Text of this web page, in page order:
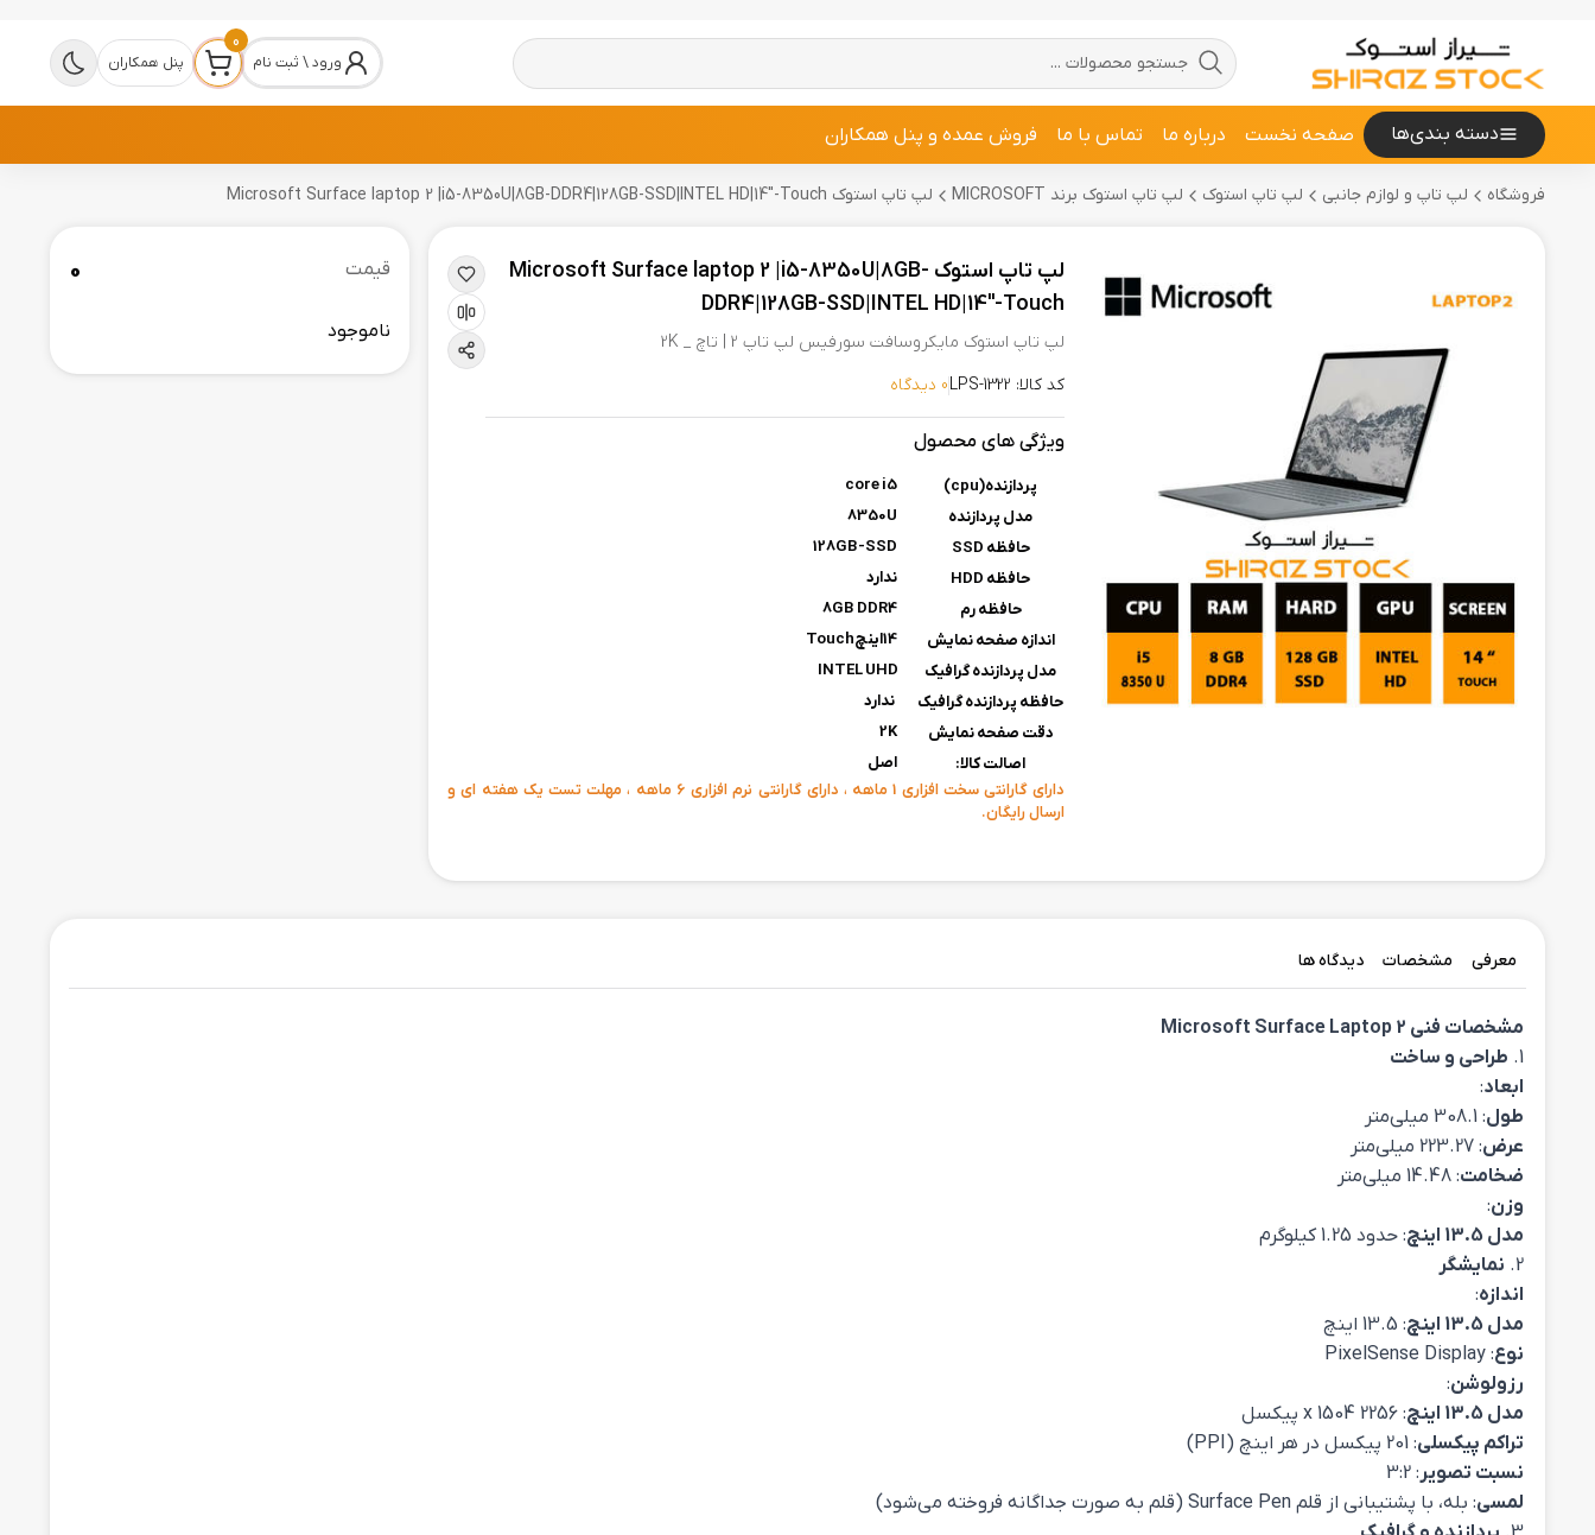
ورود \ ثبت نام پنل همکاران
دسته بندی‌ها
فروشگاه لپ تاپ و لوازم جانبی لپ تاپ استوک لپ تاپ استوک برند MICROSOFT لپ تاپ استوک Microsoft Surface laptop 2 |i5-8350U|8GB-DDR4|128GB-SSD|INTEL HD|14"-Touch
لپ تاپ استوک Microsoft Surface laptop 2 |i5-8350U|8GB-
DDR4|128GB-SSD|INTEL HD|14"-Touch
لپ تاپ استوک مایکروسافت سورفیس لپ تاپ 2 | تاچ _ 2K
کد کالا: LPS-1322
0 دیدگاه
ویژگی های محصول
پردازنده(cpu)
حافظه SSD
حافظه HDD
حافظه رم
اندازه صفحه نمایش
مدل پردازنده گرافیک
حافظه پردازنده گرافیک
دقت صفحه نمایش
اصالت کالا:
دارای گارانتی سخت افزاری 1 ماهه ، دارای گارانتی نرم افزاری 6 ماهه ، مهلت تست یک هفته ای و
ارسال رایگان.
قیمت 0
ناموجود
معرفی مشخصات دیدگاه ها
مشخصات فنی Microsoft Surface Laptop 2
1.
طراحی و ساخت
ابعاد
طول
عرض
ضخامت
وزن
مدل 13.5 اینچ
2. نمایشگر
اندازه
مدل 13.5 اینچ
نوع
رزولوشن
مدل 13.5 اینچ
تراکم پیکسلی: 201 پیکسل در هر اینچ (PPI)
نسبت تصویر
لمسی
: بله، با پشتیبانی از قلم Surface Pen (قلم به صورت جداگانه فروخته می‌شود)
3.
پردازنده و گرافیک